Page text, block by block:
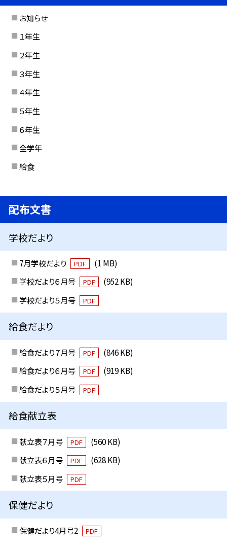
お知らせ
１年生
２年生
３年生
４年生
５年生
６年生
全学年
給食
配布文書
学校だより
7月学校だより PDF
(1 MB)
学校だより６月号
PDF
(952 KB)
学校だより５月号
PDF
給食だより
給食だより７月号 PDF
(846 KB)
給食だより６月号
PDF
(919 KB)
給食だより５月号
PDF
給食献立表
献立表７月号 PDF
(560 KB)
献立表６月号
PDF
(628 KB)
献立表５月号
PDF
保健だより
保健だより4月号2 PDF